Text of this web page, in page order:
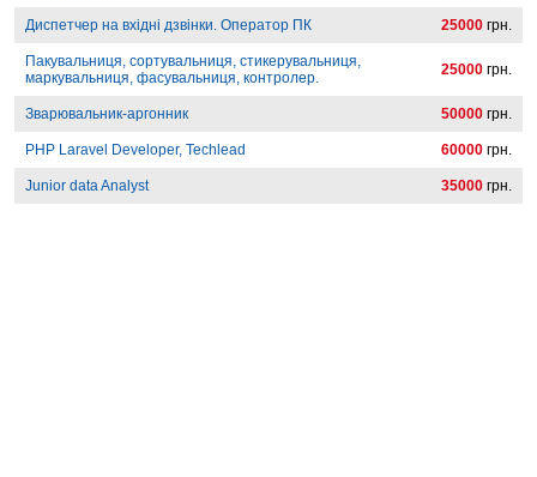
Диспетчер на вхідні дзвінки. Оператор ПК 25000 грн.
Пакувальниця, сортувальниця, стикерувальниця,
маркувальниця, фасувальниця, контролер.
25000 грн.
Зварювальник-аргонник 50000 грн.
PHP Laravel Developer, Techlead 60000 грн.
Junior data Analyst 35000 грн.